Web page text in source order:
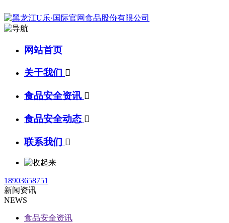
网站首页
关于我们 
食品安全资讯 
食品安全动态 
联系我们 
18903658751
新闻资讯
NEWS
食品安全资讯